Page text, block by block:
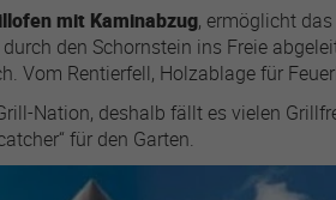
attribution purposes.
lastExternalReferrer
Meta Platforms
1 Jahr
mit Kaminabzug, ermöglicht
den Schornstein ins Freie
Vom Rentierfell, Holzablage für
Nation, deshalb fällt es vielen
für den Garten.